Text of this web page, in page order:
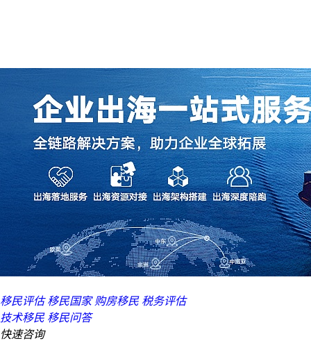
移民评估 移民国家 购房移民 税务评估
技术移民 移民问答
快速咨询